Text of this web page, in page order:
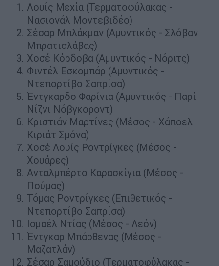
Λουίς Μεχία (Τερματοφύλακας -
Νασιονάλ Μοντεβιδέο)
Σέσαρ Μπλάκμαν (Αμυντικός - Σλόβαν
Μπρατισλάβας)
Χοσέ Κόρδοβα (Αμυντικός - Νόριτς)
Φιντέλ Εσκομπάρ (Αμυντικός -
Ντεπορτίβο Σαπρίσα)
Έντγκαρδο Φαρίνια (Αμυντικός - Παρί
Νίζνι Νόβγκοροντ)
Κριστιάν Μαρτίνες (Μέσος - Χάποελ
Κιριάτ Σμόνα)
Χοσέ Λουίς Ροντρίγκες (Μέσος -
Χουάρες)
Ανταλμπέρτο Καρασκίγια (Μέσος -
Πούμας)
Τόμας Ροντρίγκες (Επιθετικός -
Ντεπορτίβο Σαπρίσα)
Ισμαέλ Ντίας (Μέσος - Λεόν)
Έντγκαρ Μπάρθενας (Μέσος -
Μαζατλάν)
Σέσαρ Σαμούδιο (Τερματοφύλακας -